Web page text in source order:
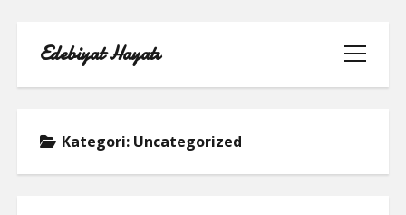
Edebiyat Hayatı
menüyü
aç
Kategori: Uncategorized